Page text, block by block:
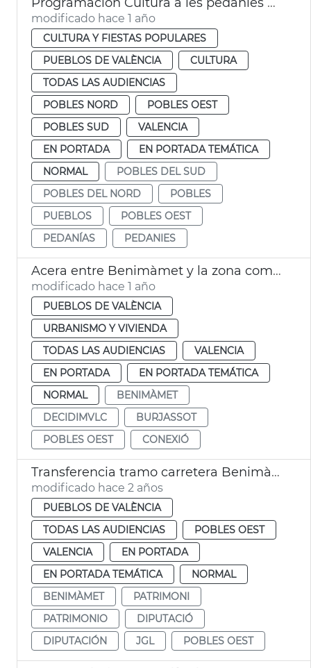
modificado hace 1 año
CULTURA Y FIESTAS POPULARES
PUEBLOS DE VALÈNCIA
CULTURA
TODAS LAS AUDIENCIAS
POBLES NORD
POBLES OEST
POBLES SUD
VALENCIA
EN PORTADA
EN PORTADA TEMÁTICA
NORMAL
POBLES DEL SUD
POBLES DEL NORD
POBLES
PUEBLOS
POBLES OEST
PEDANÍAS
PEDANIES
Acera entre Benimàmet y la zona comercial de Burjassot
modificado hace 1 año
PUEBLOS DE VALÈNCIA
URBANISMO Y VIVIENDA
TODAS LAS AUDIENCIAS
VALENCIA
EN PORTADA
EN PORTADA TEMÁTICA
NORMAL
BENIMÀMET
DECIDIMVLC
BURJASSOT
POBLES OEST
CONEXIÓ
Transferencia tramo carretera Benimàmet
modificado hace 2 años
PUEBLOS DE VALÈNCIA
TODAS LAS AUDIENCIAS
POBLES OEST
VALENCIA
EN PORTADA
EN PORTADA TEMÁTICA
NORMAL
BENIMÀMET
PATRIMONI
PATRIMONIO
DIPUTACIÓ
DIPUTACIÓN
JGL POBLES OEST